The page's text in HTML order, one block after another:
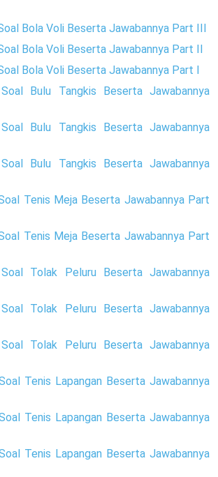
Bola Voli Beserta Jawabannya Part III
Bola Voli Beserta Jawabannya Part II
Bola Voli Beserta Jawabannya Part I
Soal Bulu Tangkis Beserta Jawabannya
Soal Bulu Tangkis Beserta Jawabannya
Soal Bulu Tangkis Beserta Jawabannya
Tenis Meja Beserta Jawabannya Part
Tenis Meja Beserta Jawabannya Part
Soal Tolak Peluru Beserta Jawabannya
Soal Tolak Peluru Beserta Jawabannya
Soal Tolak Peluru Beserta Jawabannya
Tenis Lapangan Beserta Jawabannya
Tenis Lapangan Beserta Jawabannya
Tenis Lapangan Beserta Jawabannya